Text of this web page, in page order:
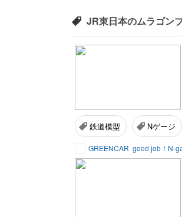
JR東日本のムラゴン
鉄道模型 Nゲージ
GREENCAR good job！N-